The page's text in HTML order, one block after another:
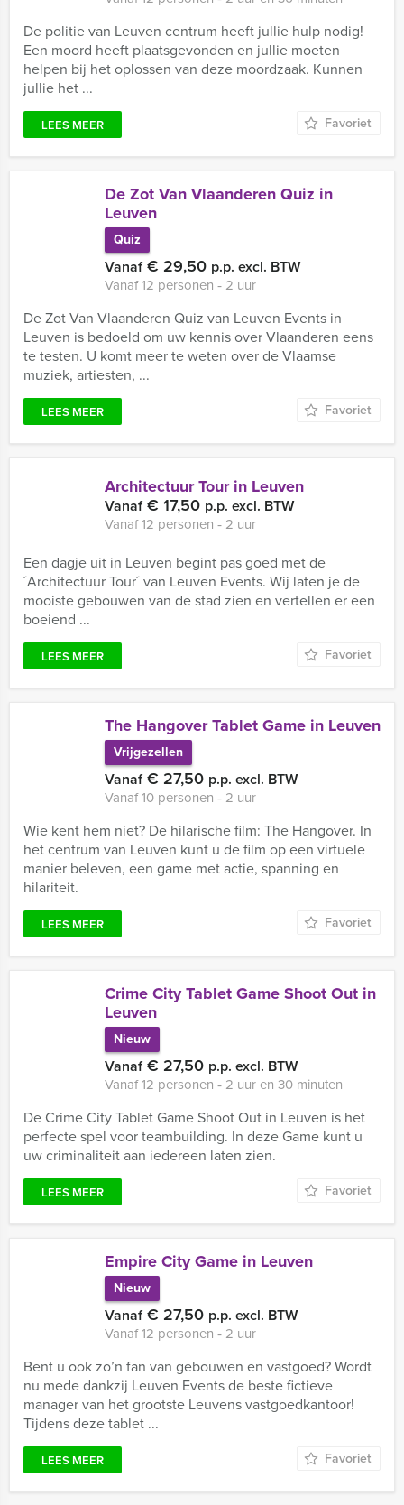
De politie van Leuven centrum heeft jullie hulp nodig!
Een moord heeft plaatsgevonden en jullie moeten
helpen bij het oplossen van deze moordzaak. Kunnen
jullie het ...
LEES MEER Favoriet
De Zot Van Vlaanderen Quiz in
Leuven
Quiz
Vanaf€ 29,50 p.p. excl. BTW
Vanaf 12 personen ‐ 2 uur
De Zot Van Vlaanderen Quiz van Leuven Events in
Leuven is bedoeld om uw kennis over Vlaanderen eens
te testen. U komt meer te weten over de Vlaamse
muziek, artiesten, ...
LEES MEER Favoriet
Architectuur Tour in Leuven
Vanaf€ 17,50 p.p. excl. BTW
Vanaf 12 personen ‐ 2 uur
Een dagje uit in Leuven begint pas goed met de
´Architectuur Tour´ van Leuven Events. Wij laten je de
mooiste gebouwen van de stad zien en vertellen er een
boeiend ...
LEES MEER Favoriet
The Hangover Tablet Game in Leuven
Vrijgezellen
Vanaf€ 27,50 p.p. excl. BTW
Vanaf 10 personen ‐ 2 uur
Wie kent hem niet? De hilarische film: The Hangover. In
het centrum van Leuven kunt u de film op een virtuele
manier beleven, een game met actie, spanning en
hilariteit.
LEES MEER Favoriet
Crime City Tablet Game Shoot Out in
Leuven
Nieuw
Vanaf€ 27,50 p.p. excl. BTW
Vanaf 12 personen ‐ 2 uur en 30 minuten
De Crime City Tablet Game Shoot Out in Leuven is het
perfecte spel voor teambuilding. In deze Game kunt u
uw criminaliteit aan iedereen laten zien.
LEES MEER Favoriet
Empire City Game in Leuven
Nieuw
Vanaf€ 27,50 p.p. excl. BTW
Vanaf 12 personen ‐ 2 uur
Bent u ook zo’n fan van gebouwen en vastgoed? Wordt
nu mede dankzij Leuven Events de beste fictieve
manager van het grootste Leuvens vastgoedkantoor!
Tijdens deze tablet ...
LEES MEER Favoriet